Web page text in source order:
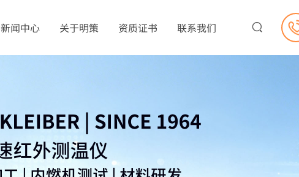
新闻中心 关于明策 资质证书 联系我们